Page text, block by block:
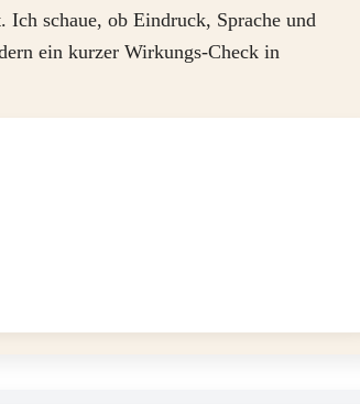
schaue, ob Eindruck, Sprache und
ein kurzer Wirkungs-Check in